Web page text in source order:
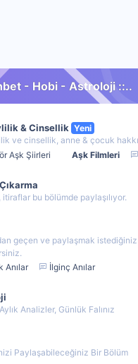
- Hobi - Astroloji ::..
& Cinsellik Yeni
ve cinsellik, anne & çocuk
Aşk Şiirleri
Aşk Filmleri
itiraflar bu bölümde paylaşılıyor.
geçen ve paylaşmak istediğiniz
Anılar
İlginç Anılar
Analizler, Günlük Falınız
Paylaşabileceğiniz Bir Bölüm